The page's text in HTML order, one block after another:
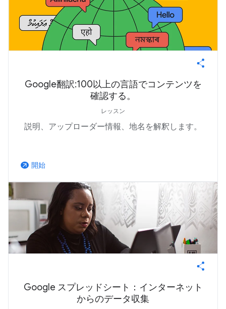
Google翻訳:100以上の言語でコンテンツを
確認する。
レッスン
説明、アップローダー情報、地名を解釈します。
arrow_outward 開始
Google スプレッドシート：インターネット
からのデータ収集